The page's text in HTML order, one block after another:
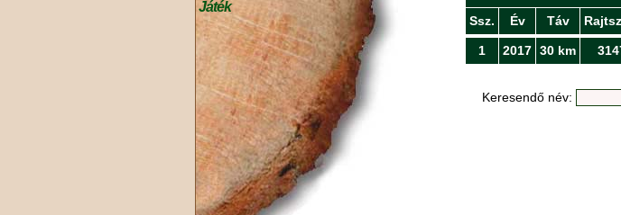
Játék
Ssz.
Év Táv
1 2017 30 km
Keresendő név: